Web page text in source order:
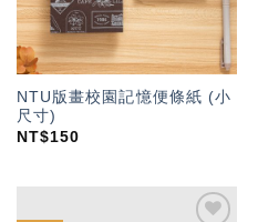
NTU版畫校園記憶便條紙 (小
尺寸)
NT$150